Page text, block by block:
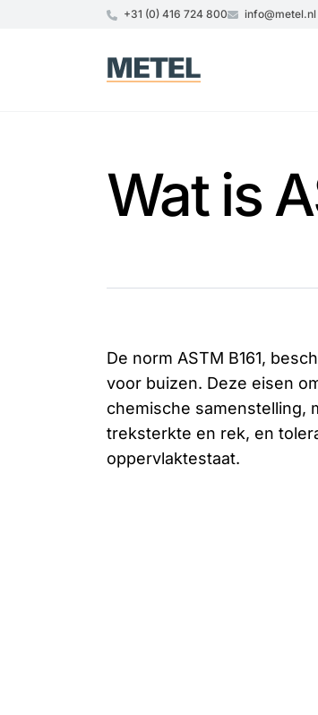
+31 (0) 416 724 800 info@metel.nl
Wat is
De norm ASTM B161,
voor buizen. Deze eisen
chemische samenstelling,
treksterkte en rek, en
oppervlaktestaat.